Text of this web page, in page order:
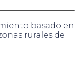
basado en
rurales de